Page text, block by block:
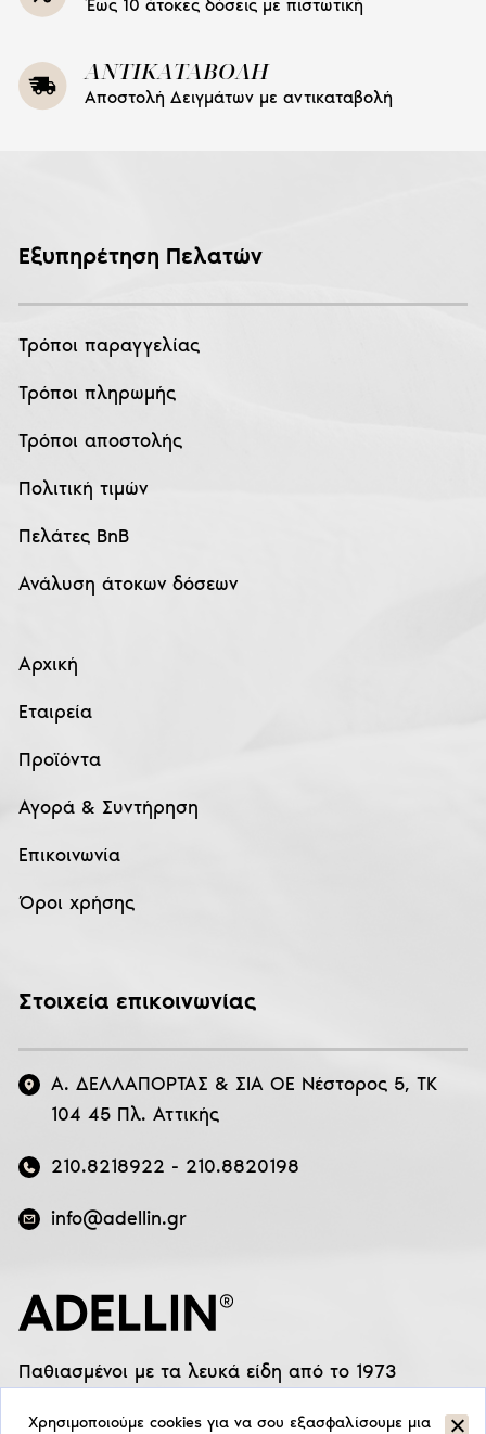
Έως 10 άτοκες δόσεις με πιστωτική
ΑΝΤΙΚΑΤΑΒΟΛΗ
Αποστολή Δειγμάτων με αντικαταβολή
Παθιασμένοι με τα λευκά είδη από το 1973
Εξυπηρέτηση Πελατών
Τρόποι παραγγελίας
Τρόποι πληρωμής
Τρόποι αποστολής
Πολιτική τιμών
Πελάτες BnB
Ανάλυση άτοκων δόσεων
Αρχική
Εταιρεία
Προϊόντα
Αγορά & Συντήρηση
Επικοινωνία
Όροι χρήσης
Στοιχεία επικοινωνίας
Α. ΔΕΛΛΑΠΟΡΤΑΣ & ΣΙΑ ΟΕ Νέστορος 5, ΤΚ
104 45 Πλ. Αττικής
210.8218922 - 210.8820198
info@adellin.gr
Χρησιμοποιούμε cookies για να σου εξασφαλίσουμε μια